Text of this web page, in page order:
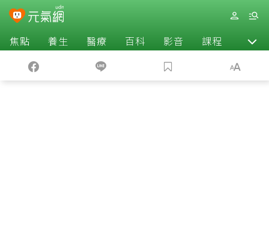
焦點 養生 醫療 百科 影音 課程 退休